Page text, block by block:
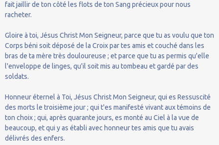
fait jaillir de ton côté les flots de ton Sang précieux pour nous
racheter.
Gloire à toi, Jésus Christ Mon Seigneur, parce que tu as voulu que ton
Corps béni soit déposé de la Croix par tes amis et couché dans les
bras de ta mère très douloureuse ; et parce que tu as permis qu'elle
l'enveloppe de linges, qu'il soit mis au tombeau et gardé par des
soldats.
Honneur éternel à Toi, Jésus Christ Mon Seigneur, qui es Ressuscité
des morts le troisième jour ; qui t'es manifesté vivant aux témoins de
ton choix ; qui, après quarante jours, es monté au Ciel à la vue de
beaucoup, et qui y as établi avec honneur tes amis que tu avais
délivrés des enfers.